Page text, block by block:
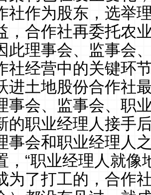
社作为股东，选举
，合作社再委托农
此理事会、监事会
社经营中的关键环
进土地股份合作社
事会、监事会、职
的职业经理人接手
事会和职业经理人
，“职业经理人就像
为了打工的，合作